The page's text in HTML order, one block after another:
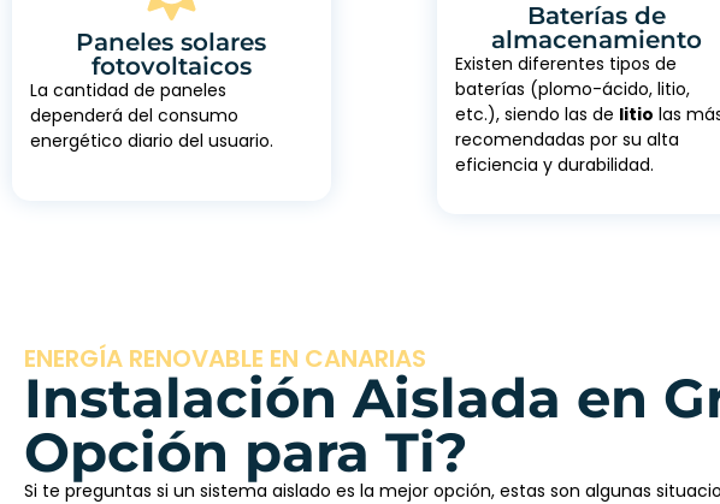
Paneles solares
fotovoltaicos
La cantidad de paneles
dependerá del consumo
energético diario del usuario.
Baterías de
almacenamiento
Existen diferentes tipos de
baterías (plomo-ácido, litio,
etc.), siendo las de litio las
recomendadas por su alta
eficiencia y durabilidad.
ENERGÍA RENOVABLE EN CANARIAS
Instalación Aislada en
Opción para Ti?
Si te preguntas si un sistema aislado es la mejor opción, estas son algunas